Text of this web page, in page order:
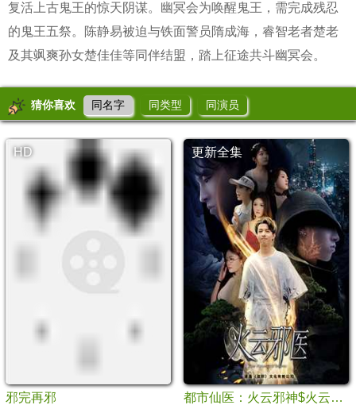
复活上古鬼王的惊天阴谋。幽冥会为唤醒鬼王，需完成残忍
的鬼王五祭。陈静易被迫与铁面警员隋成海，睿智老者楚老
及其飒爽孙女楚佳佳等同伴结盟，踏上征途共斗幽冥会。
猜你喜欢 同名字 同类型 同演员
HD
邪完再邪
更新全集
都市仙医：火云邪神$火云邪医